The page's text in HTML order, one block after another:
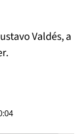
Valdés, a